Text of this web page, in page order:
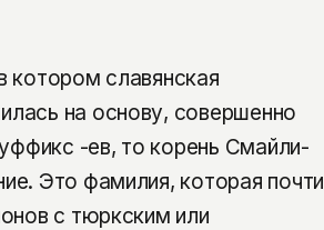
славянская
на основу, совершенно
-ев, то корень Смайли-
Это фамилия, которая почти
с тюркским или